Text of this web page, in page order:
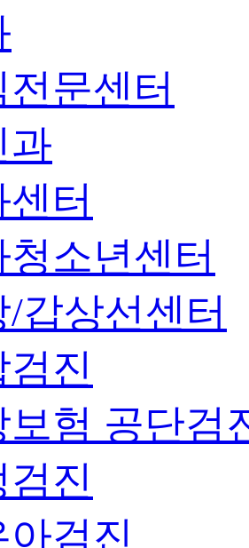
전문센터
과
터
청소년센터
/갑상선센터
진
보험 공단검
진
아검진